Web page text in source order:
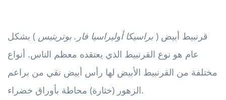
قرنبيط أبيض ( براسيكا أوليراسيا فار. بوتريتيس ) بشكل
عام هو نوع القرنبيط الذي يعتقده معظم الناس. أنواع
مختلفة من القرنبيط الأبيض لها رأس أبيض نقي من براعم
الزهور (خثارة) محاطة بأوراق خضراء.